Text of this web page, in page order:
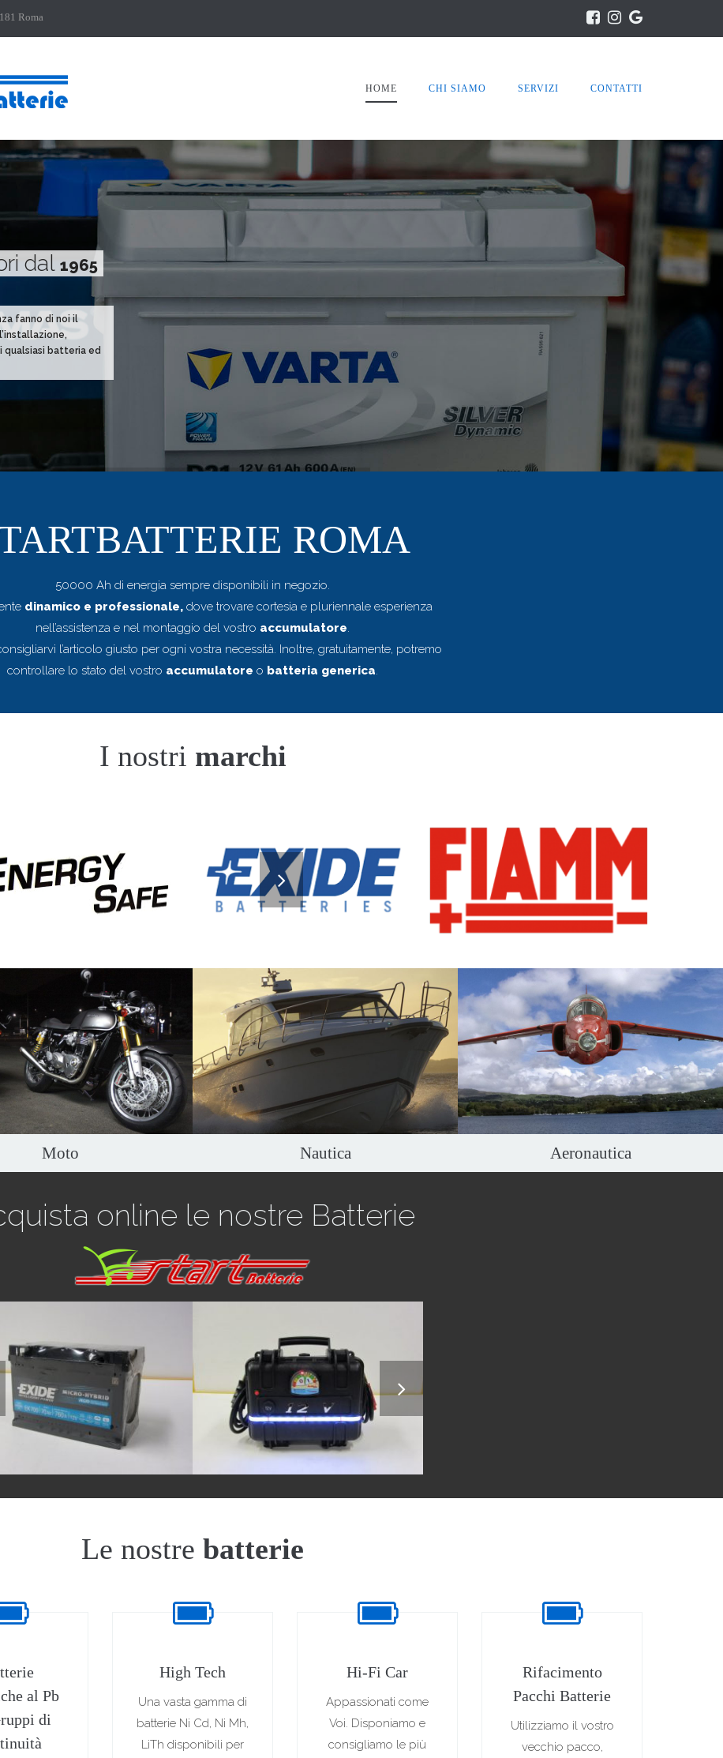
Roma
HOME CHI SIAMO SERVIZI CONTATTI
dal 1965
fanno di noi il
qualsiasi batteria ed
ROMA
50000 Ah di energia sempre disponibili in negozio.
dinamico e professionale, dove trovare cortesia e pluriennale esperienza
nell’assistenza e nel montaggio del vostro accumulatore.
l’articolo giusto per ogni vostra necessità. Inoltre, gratuitamente, potremo
controllare lo stato del vostro accumulatore o batteria generica.
I nostri marchi
Moto Nautica
Nautica
esperienza siamo in grado di
la batteria esatta per la
vostra imbarcazione.
Scopri di più
Aeronautica
Aeronautica
Batterie di piccole dimensioni ad elevate prestazioni
di spunto al piombo puro stagno Spark, Odyssey e
Scopri di più
online le nostre Batterie
Le nostre batterie
al Pb
di
High Tech
Una vasta gamma di
batterie Ni Cd, Ni Mh,
LiTh disponibili per
Hi-Fi Car
Appassionati come
Voi. Disponiamo e
consigliamo le più
Rifacimento
Pacchi Batterie
Utilizziamo il vostro
vecchio pacco,